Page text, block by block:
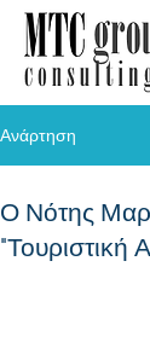
Ανάρτηση
Ο Νότης
"Τουριστική